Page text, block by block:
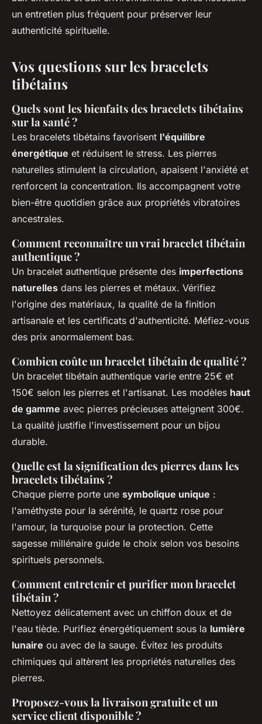
un entretien plus fréquent pour préserver leur
authenticité spirituelle.
Vos questions sur les bracelets
tibétains
Quels sont les bienfaits des bracelets tibétains
sur la santé ?
Les bracelets tibétains favorisent l'équilibre
énergétique et réduisent le stress. Les pierres
naturelles stimulent la circulation, apaisent l'anxiété et
renforcent la concentration. Ils accompagnent votre
bien-être quotidien grâce aux propriétés vibratoires
ancestrales.
Comment reconnaître un vrai bracelet tibétain
authentique ?
Un bracelet authentique présente des imperfections
naturelles dans les pierres et métaux. Vérifiez
l'origine des matériaux, la qualité de la finition
artisanale et les certificats d'authenticité. Méfiez-vous
des prix anormalement bas.
Combien coûte un bracelet tibétain de qualité ?
Un bracelet tibétain authentique varie entre 25€ et
150€ selon les pierres et l'artisanat. Les modèles haut
de gamme avec pierres précieuses atteignent 300€.
La qualité justifie l'investissement pour un bijou
durable.
Quelle est la signification des pierres dans les
bracelets tibétains ?
Chaque pierre porte une symbolique unique :
l'améthyste pour la sérénité, le quartz rose pour
l'amour, la turquoise pour la protection. Cette
sagesse millénaire guide le choix selon vos besoins
spirituels personnels.
Comment entretenir et purifier mon bracelet
tibétain ?
Nettoyez délicatement avec un chiffon doux et de
l'eau tiède. Purifiez énergétiquement sous la lumière
lunaire ou avec de la sauge. Évitez les produits
chimiques qui altèrent les propriétés naturelles des
pierres.
Proposez-vous la livraison gratuite et un
service client disponible ?